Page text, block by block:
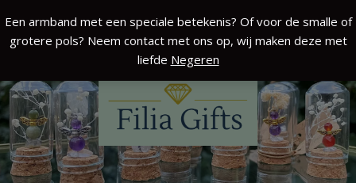
Een armband met een speciale betekenis? Of voor de smalle of
grotere pols? Neem contact met ons op, wij maken deze met
liefde Negeren